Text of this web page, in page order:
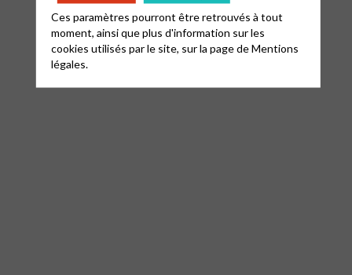
Ces paramètres pourront être retrouvés à tout
moment, ainsi que plus d'information sur les
cookies utilisés par le site, sur la page deMentions
légales.